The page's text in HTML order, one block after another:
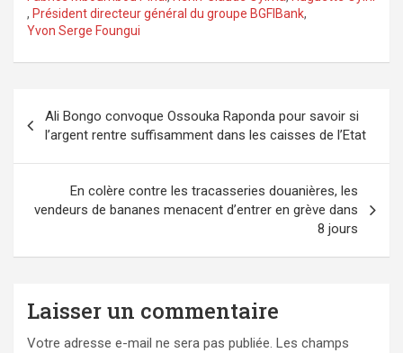
, Président directeur général du groupe BGFIBank,
Yvon Serge Foungui
de
l’article
Ali Bongo convoque Ossouka Raponda pour savoir si
l’argent rentre suffisamment dans les caisses de l’Etat
En colère contre les tracasseries douanières, les
vendeurs de bananes menacent d’entrer en grève dans
8 jours
Laisser un commentaire
Votre adresse e-mail ne sera pas publiée. Les champs